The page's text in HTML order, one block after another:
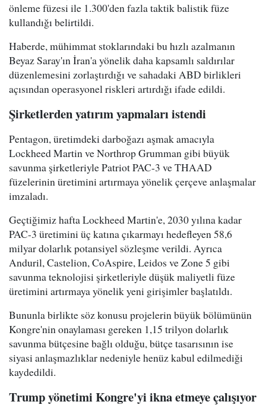
önleme füzesi ile 1.300'den fazla taktik balistik füze
kullandığı belirtildi.
Haberde, mühimmat stoklarındaki bu hızlı azalmanın
Beyaz Saray'ın İran'a yönelik daha kapsamlı saldırılar
düzenlemesini zorlaştırdığı ve sahadaki ABD birlikleri
açısından operasyonel riskleri artırdığı ifade edildi.
Şirketlerden yatırım yapmaları istendi
Pentagon, üretimdeki darboğazı aşmak amacıyla
Lockheed Martin ve Northrop Grumman gibi büyük
savunma şirketleriyle Patriot PAC-3 ve THAAD
füzelerinin üretimini artırmaya yönelik çerçeve anlaşmalar
imzaladı.
Geçtiğimiz hafta Lockheed Martin'e, 2030 yılına kadar
PAC-3 üretimini üç katına çıkarmayı hedefleyen 58,6
milyar dolarlık potansiyel sözleşme verildi. Ayrıca
Anduril, Castelion, CoAspire, Leidos ve Zone 5 gibi
savunma teknolojisi şirketleriyle düşük maliyetli füze
üretimini artırmaya yönelik yeni girişimler başlatıldı.
Bununla birlikte söz konusu projelerin büyük bölümünün
Kongre'nin onaylaması gereken 1,15 trilyon dolarlık
savunma bütçesine bağlı olduğu, bütçe tasarısının ise
siyasi anlaşmazlıklar nedeniyle henüz kabul edilmediği
kaydedildi.
Trump yönetimi Kongre'yi ikna etmeye çalışıyor